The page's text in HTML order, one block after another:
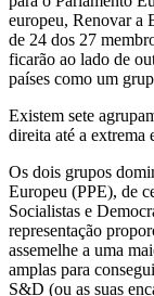
europeu, Renovar a
de 24 dos 27
ficarão ao lado de
países como um
Existem sete
direita até a extrema
Os dois grupos
Europeu (PPE), de
Socialistas e
representação
assemelhe a uma
amplas para
S&D (ou as suas